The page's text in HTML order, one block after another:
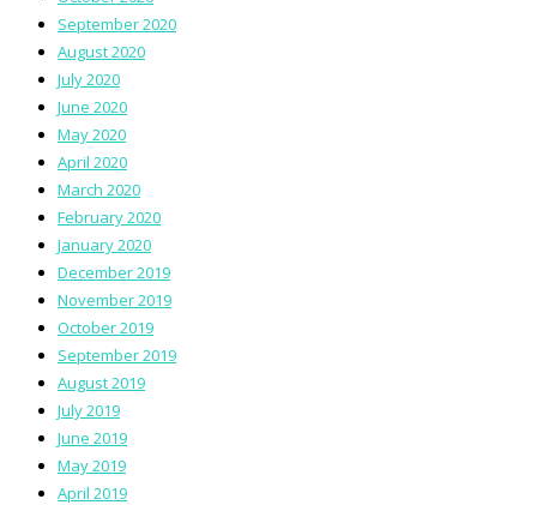
September 2020
August 2020
July 2020
June 2020
May 2020
April 2020
March 2020
February 2020
January 2020
December 2019
November 2019
October 2019
September 2019
August 2019
July 2019
June 2019
May 2019
April 2019